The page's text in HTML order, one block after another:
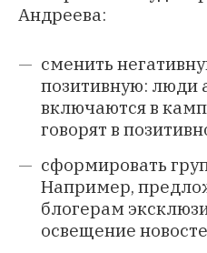
Андреева:
сменить
позитивную: люди
включаются в
говорят в
сформировать
Например,
блогерам
освещение